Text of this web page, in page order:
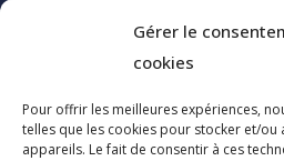
Gérer le
cookies
Pour offrir les meilleures expériences,
telles que les cookies pour stocker et/
appareils. Le fait de consentir à ces
Adresse
19 rue du Puech
Cap Arco